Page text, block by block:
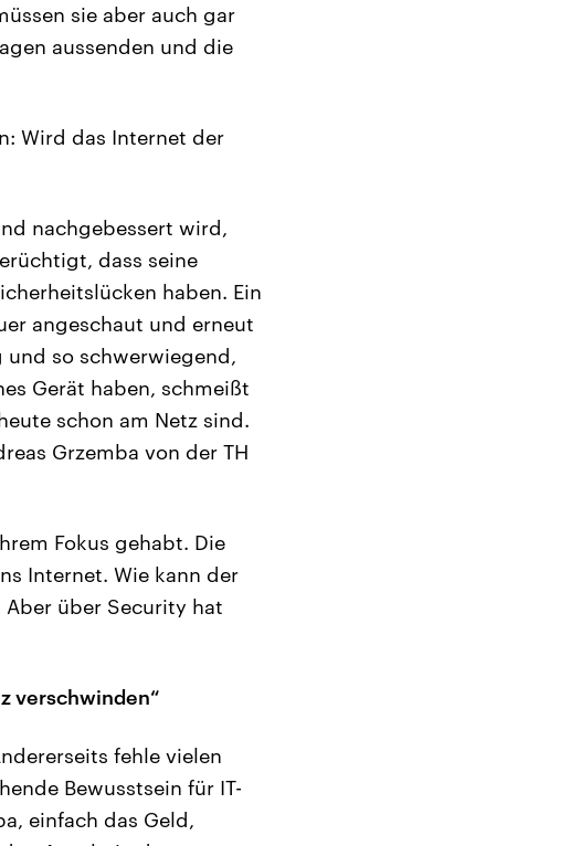
sie aber auch gar
aussenden und die
Wird das Internet der
nachgebessert wird,
dass seine
haben. Ein
angeschaut und erneut
so schwerwiegend,
Gerät haben, schmeißt
schon am Netz sind.
Grzemba von der TH
Fokus gehabt. Die
Internet. Wie kann der
Aber über Security hat
verschwinden“
fehle vielen
Bewusstsein für IT-
einfach das Geld,